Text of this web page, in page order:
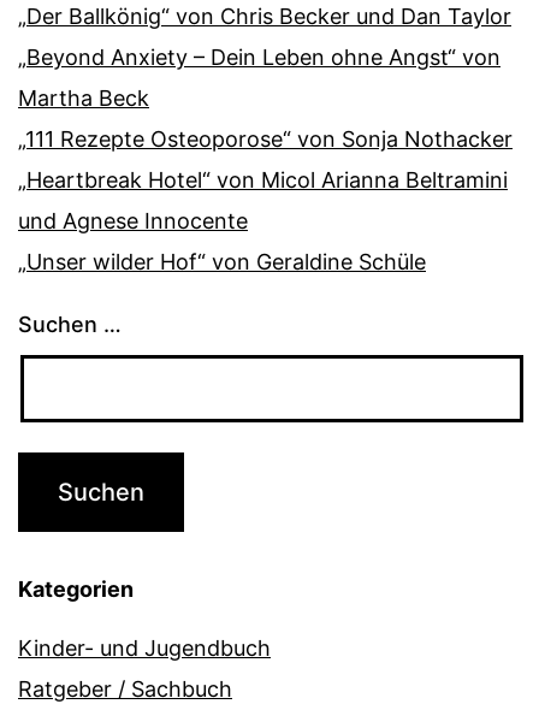
„Der Ballkönig“ von Chris Becker und Dan Taylor
„Beyond Anxiety – Dein Leben ohne Angst“ von
Martha Beck
„111 Rezepte Osteoporose“ von Sonja Nothacker
„Heartbreak Hotel“ von Micol Arianna Beltramini
und Agnese Innocente
„Unser wilder Hof“ von Geraldine Schüle
Suchen …
Kategorien
Kinder- und Jugendbuch
Ratgeber / Sachbuch